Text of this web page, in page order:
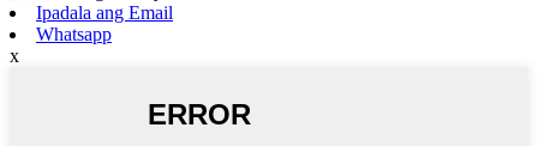
Ipadala ang Email
Whatsapp
x